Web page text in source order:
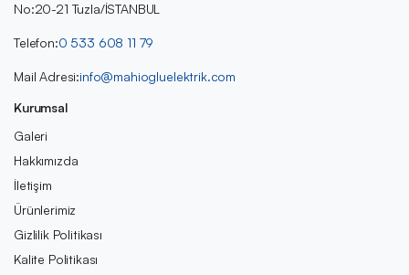
No:20-21 Tuzla/İSTANBUL
Telefon:0 533 608 11 79
Mail Adresi:info@mahiogluelektrik.com
Kurumsal
Galeri
Hakkımızda
İletişim
Ürünlerimiz
Gizlilik Politikası
Kalite Politikası